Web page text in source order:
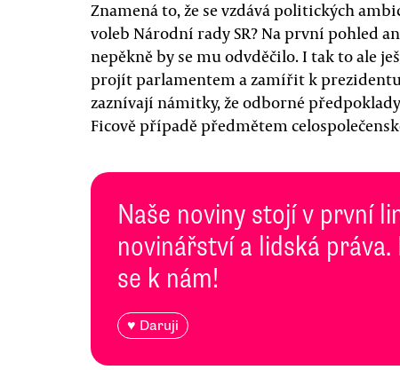
Znamená to, že se vzdává politických
voleb Národní rady SR? Na první pohled
nepěkně by se mu odvděčilo. I tak to ale
projít parlamentem a zamířit k prezidentu
zaznívají námitky, že odborné
Ficově případě předmětem
Naše noviny stojí v první
novinářství a lidská
se k nám!
♥ Daruji